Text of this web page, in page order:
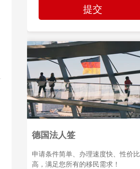
提交
德国法人签
申请条件简单、办理速度快、性价比
高，满足您所有的移民需求！